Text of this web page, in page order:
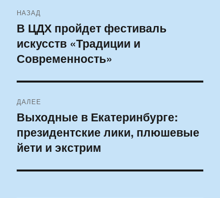
по
записям
НАЗАД
Предыдущая
запись:
В ЦДХ пройдет фестиваль
искусств «Традиции и
Современность»
ДАЛЕЕ
Следующая
запись:
Выходные в Екатеринбурге:
президентские лики, плюшевые
йети и экстрим